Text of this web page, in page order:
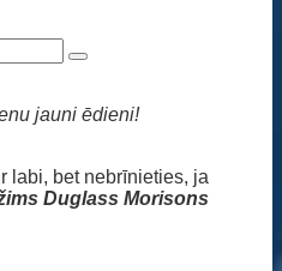
jauni ēdieni!
labi, bet nebrīnieties, ja
Duglass Morisons